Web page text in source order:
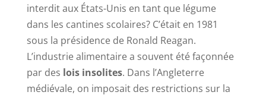
interdit aux États-Unis en tant que légume
dans les cantines scolaires? C’était en 1981
sous la présidence de Ronald Reagan.
L’industrie alimentaire a souvent été façonnée
par des lois insolites. Dans l’Angleterre
médiévale, on imposait des restrictions sur la